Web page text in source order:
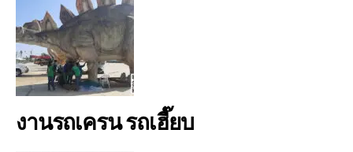
งานรถเครน รถเฮี๊ยบ